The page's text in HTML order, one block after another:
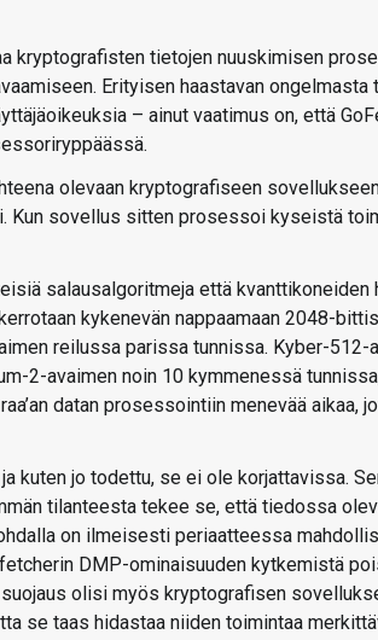
kryptografisten tietojen nuuskimisen
Erityisen haastavan
– ainut vaatimus on, että
olevaan kryptografiseen
sovellus sitten prosessoi kyseistä
salausalgoritmeja että kvanttikoneiden
kykenevän nappaamaan 2048-
reilussa parissa tunnissa. Kyber-512-
2-avaimen noin 10 kymmenessä
datan prosessointiin menevää aikaa,
kuten jo todettu, se ei ole korjattavissa.
tilanteesta tekee se, että tiedossa
on ilmeisesti periaatteessa
DMP-ominaisuuden kytkemistä
olisi myös kryptografisen
se taas hidastaa niiden toimintaa